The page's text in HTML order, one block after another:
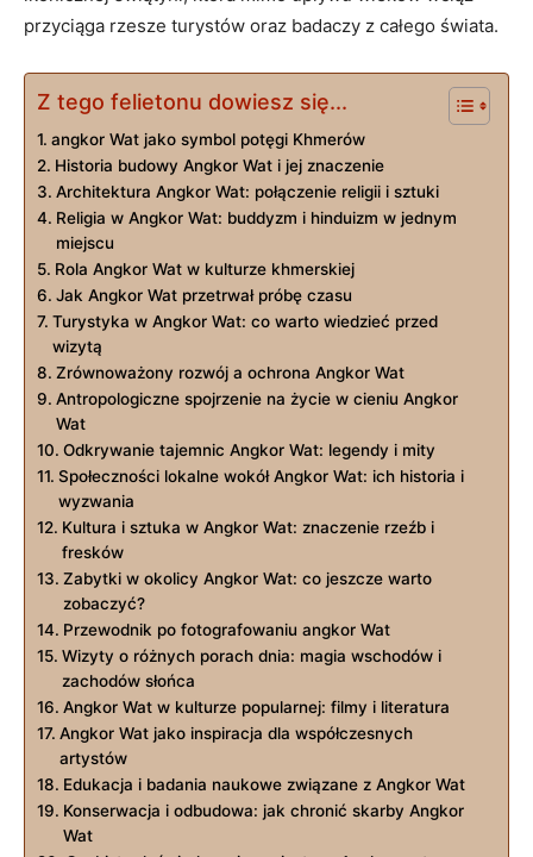
przyciąga rzesze turystów oraz badaczy z całego świata.
Z tego felietonu dowiesz się...
angkor Wat jako symbol potęgi Khmerów
Historia budowy Angkor Wat i jej znaczenie
Architektura Angkor Wat: połączenie religii i sztuki
Religia w Angkor Wat: buddyzm i hinduizm w jednym
miejscu
Rola Angkor Wat w kulturze khmerskiej
Jak Angkor Wat przetrwał próbę czasu
Turystyka w Angkor Wat: co warto wiedzieć przed
wizytą
Zrównoważony rozwój a ochrona Angkor Wat
Antropologiczne spojrzenie na życie w cieniu Angkor
Wat
Odkrywanie tajemnic Angkor Wat: legendy i mity
Społeczności lokalne wokół Angkor Wat: ich historia i
wyzwania
Kultura i sztuka w Angkor Wat: znaczenie rzeźb i
fresków
Zabytki w okolicy Angkor Wat: co jeszcze warto
zobaczyć?
Przewodnik po fotografowaniu angkor Wat
Wizyty o różnych porach dnia: magia wschodów i
zachodów słońca
Angkor Wat w kulturze popularnej: filmy i literatura
Angkor Wat jako inspiracja dla współczesnych
artystów
Edukacja i badania naukowe związane z Angkor Wat
Konserwacja i odbudowa: jak chronić skarby Angkor
Wat